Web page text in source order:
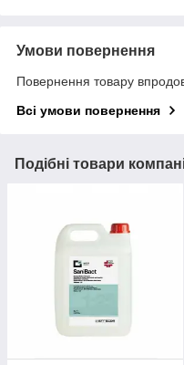
Умови повернення
Повернення товару
Всі умови повернення
Подібні товари